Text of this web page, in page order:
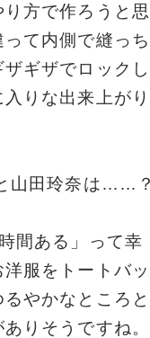
方で作ろうと思
て内側で縫っち
ギザでロックし
りな出来上がり
山田玲奈は……
間ある」って幸
服をトートバッ
やかなところと
りそうですね。